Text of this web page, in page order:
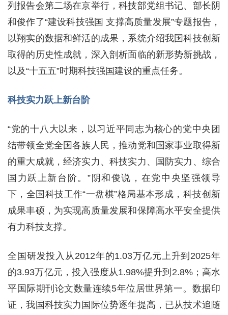
列报告会第二场在京举行，科技部党组书记、部长阴
和俊作了“建设科技强国 支撑高质量发展”专题报告，
以翔实的数据和鲜活的成果，系统介绍我国科技创新
取得的历史性成就，深入剖析面临的新形势新挑战，
以及“十五五”时期科技强国建设的重点任务。
科技实力跃上新台阶
“党的十八大以来，以习近平同志为核心的党中央团
结带领全党全国各族人民，推动党和国家事业取得新
的重大成就，经济实力、科技实力、国防实力、综合
国力跃上新台阶。”阴和俊说，在党中央坚强领导
下，全国科技工作“一盘棋”格局基本形成，科技创新
成果丰硕，为实现高质量发展和保障高水平安全提供
有力科技支撑。
全国研发投入从2012年的1.03万亿元上升到2025年
的3.93万亿元，投入强度从1.98%提升到2.8%；高水
平国际期刊论文数量连续5年位居世界第一。数据印
证，我国科技实力国际位势逐年提高，已从技术追随